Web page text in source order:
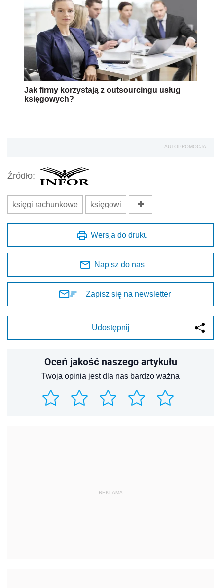
Jak firmy korzystają z outsourcingu usług
księgowych?
AUTOPROMOCJA
Źródło:
księgi rachunkowe księgowi
Wersja do druku
Napisz do nas
Zapisz się na newsletter
Udostępnij
Oceń jakość naszego artykułu
Twoja opinia jest dla nas bardzo ważna
REKLAMA